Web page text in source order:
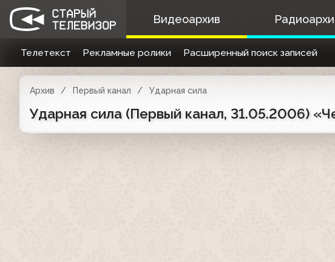
Видеоархив
Телетекст Рекламные ролики Расширенный поиск записей
Архив Первый канал Ударная сила
Ударная сила (Первый канал, 31.05.2006)